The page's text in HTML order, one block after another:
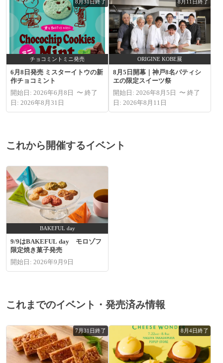
8月31日終了
チョコミントミニ発売
6月8日発売 ミスターイトウの新
作チョコミント
開始日: 2026年6月8日 〜 終了
日: 2026年8月31日
8月11日終了
ORIGINE KOBE展
8月5日開幕｜神戸8名パティシ
エの限定スイーツ祭
開始日: 2026年8月5日 〜 終了
日: 2026年8月11日
これから開催するイベント
BAKEFUL day
9/9はBAKEFUL day モロゾフ
限定焼き菓子発売
開始日: 2026年9月9日
これまでのイベント・発売済み情報
7月31日終了 8月4日終了